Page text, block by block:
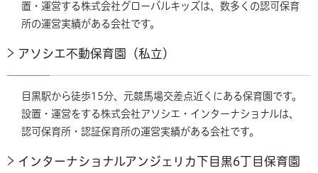
置・運営する株式会社グローバルキッズは、数多くの認可保育
所の運営実績がある会社です。
アソシエ不動保育園（私立）
目黒駅から徒歩15分、元競馬場交差点近くにある保育園です。
設置・運営をする株式会社アソシエ・インターナショナルは、
認可保育所・認証保育所の運営実績がある会社です。
インターナショナルアンジェリカ下目黒6丁目保育園